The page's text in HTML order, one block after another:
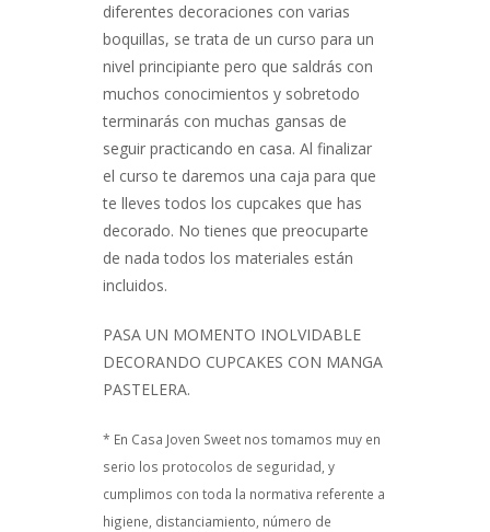
diferentes decoraciones con varias
boquillas, se trata de un curso para un
nivel principiante pero que saldrás con
muchos conocimientos y sobretodo
terminarás con muchas gansas de
seguir practicando en casa. Al finalizar
el curso te daremos una caja para que
te lleves todos los cupcakes que has
decorado. No tienes que preocuparte
de nada todos los materiales están
incluidos.
PASA UN MOMENTO INOLVIDABLE
DECORANDO CUPCAKES CON MANGA
PASTELERA.
* En Casa Joven Sweet nos tomamos muy en
serio los protocolos de seguridad, y
cumplimos con toda la normativa referente a
higiene, distanciamiento, número de